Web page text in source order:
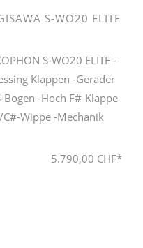
S-WO20 ELITE
S-WO20 ELITE -
Klappen -Gerader
-Hoch F#-Klappe
Wippe -Mechanik
5.790,00 CHF*